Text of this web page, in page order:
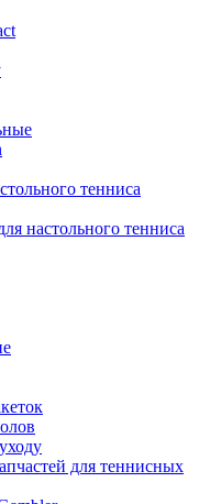
тенниса
настольного тенниса
для теннисных